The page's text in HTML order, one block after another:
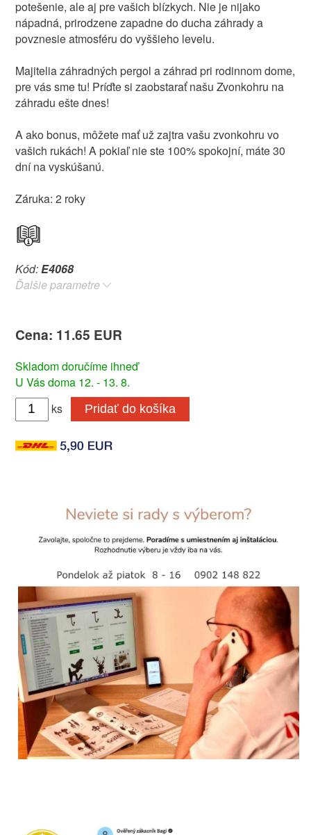
potešenie, ale aj pre vašich blízkych. Nie je nijako
nápadná, prirodzene zapadne do ducha záhrady a
povznesie atmosféru do vyššieho levelu.
Majitelia záhradných pergol a záhrad pri rodinnom dome,
pre vás sme tu! Príďte si zaobstarať našu Zvonkohru na
záhradu ešte dnes!
A ako bonus, môžete mať už zajtra vašu zvonkohru vo
vašich rukách! A pokiaľ nie ste 100% spokojní, máte 30
dní na vyskúšanú.
Záruka: 2 roky
Kód:E4068
Ďalšie parametre
Cena: 11.65 EUR
Skladom doručíme ihneď
U Vás doma 12. - 13. 8.
ks
Pridať do košíka